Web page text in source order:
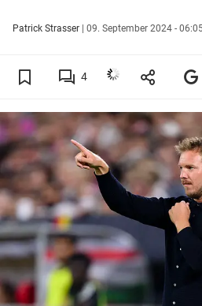
Patrick Strasser | 09. September 2024 -
4